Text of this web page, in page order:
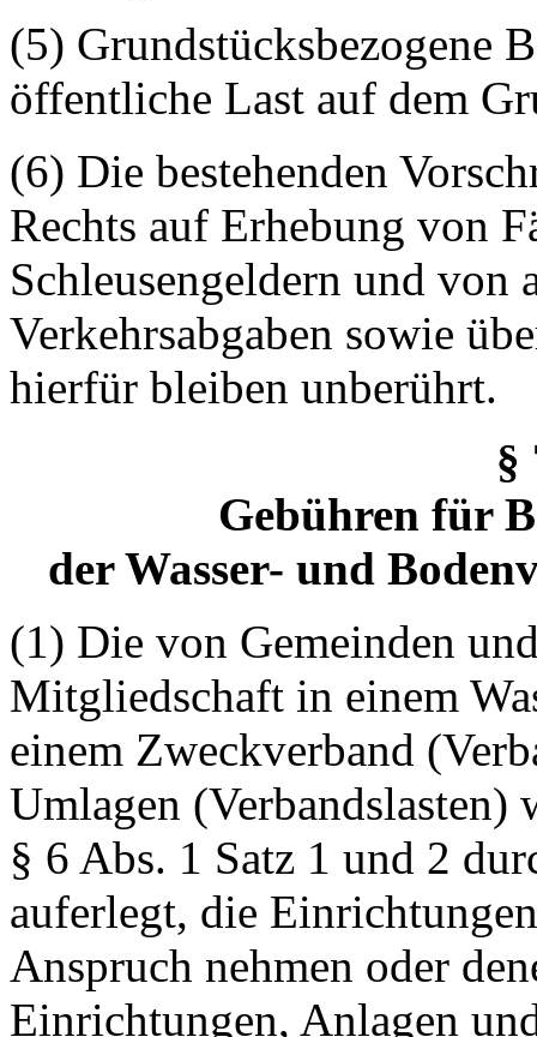
(5) Grundstücksbezogene
öffentliche Last auf dem
(6) Die bestehenden
Rechts auf Erhebung von
Schleusengeldern und von
Verkehrsabgaben sowie
hierfür bleiben unberührt.
§
Gebühren für
der Wasser- und
(1) Die von Gemeinden
Mitgliedschaft in einem
einem Zweckverband
Umlagen (Verbandslasten)
§ 6 Abs. 1 Satz 1 und 2
auferlegt, die
Anspruch nehmen oder
Einrichtungen, Anlagen